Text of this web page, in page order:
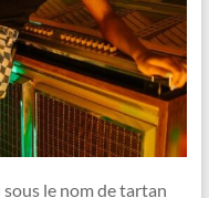
le nom de tartan